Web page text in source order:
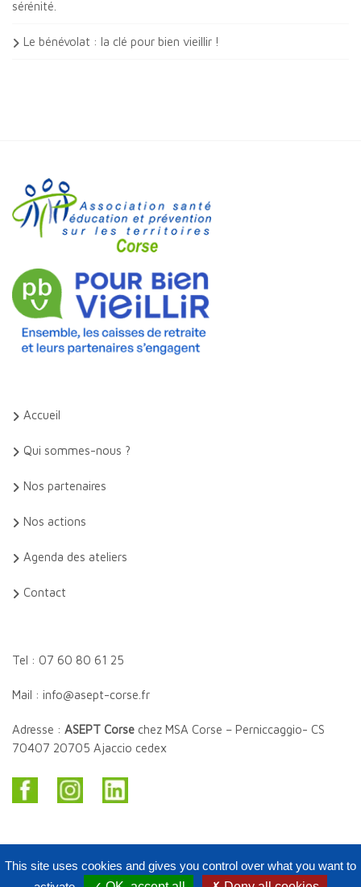
sérénité.
Le bénévolat : la clé pour bien vieillir !
Accueil
Qui sommes-nous ?
Nos partenaires
Nos actions
Agenda des ateliers
Contact
Tel : 07 60 80 61 25
Mail : info@asept-corse.fr
Adresse : ASEPT Corse chez MSA Corse – Perniccaggio- CS
70407 20705 Ajaccio cedex
This site uses cookies and gives you control over what you want to